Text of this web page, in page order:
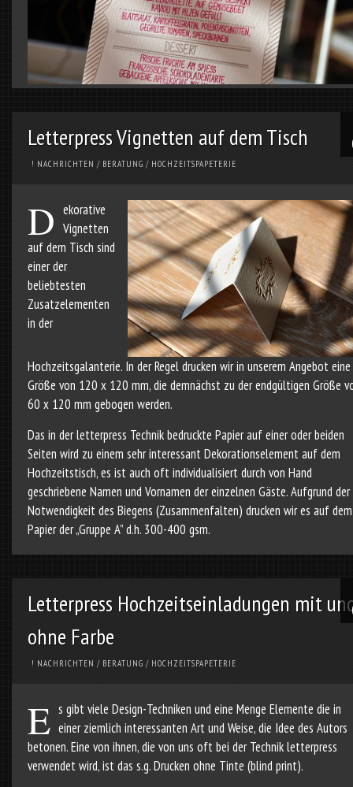
Letterpress Vignetten auf dem Tisch
! NACHRICHTEN / BERATUNG / HOCHZEITSPAPETERIE
D ekorative
Vignetten
auf dem Tisch sind
einer der
beliebtesten
Zusatzelementen
in der
Hochzeitsgalanterie. In der Regel drucken wir in unserem Angebot eine
Größe von 120 x 120 mm, die demnächst zu der endgültigen Größe
60 x 120 mm gebogen werden.
Das in der letterpress Technik bedruckte Papier auf einer oder beiden
Seiten wird zu einem sehr interessant Dekorationselement auf dem
Hochzeitstisch, es ist auch oft individualisiert durch von Hand
geschriebene Namen und Vornamen der einzelnen Gäste. Aufgrund der
Notwendigkeit des Biegens (Zusammenfalten) drucken wir es auf dem
Papier der „Gruppe A” d.h. 300-400 gsm.
Letterpress Hochzeitseinladungen mit
ohne Farbe
! NACHRICHTEN / BERATUNG / HOCHZEITSPAPETERIE
E s gibt viele Design-Techniken und eine Menge Elemente die in
einer ziemlich interessanten Art und Weise, die Idee des Autors
betonen. Eine von ihnen, die von uns oft bei der Technik letterpress
verwendet wird, ist das s.g. Drucken ohne Tinte (blind print).